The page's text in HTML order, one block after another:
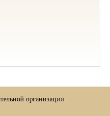
организации